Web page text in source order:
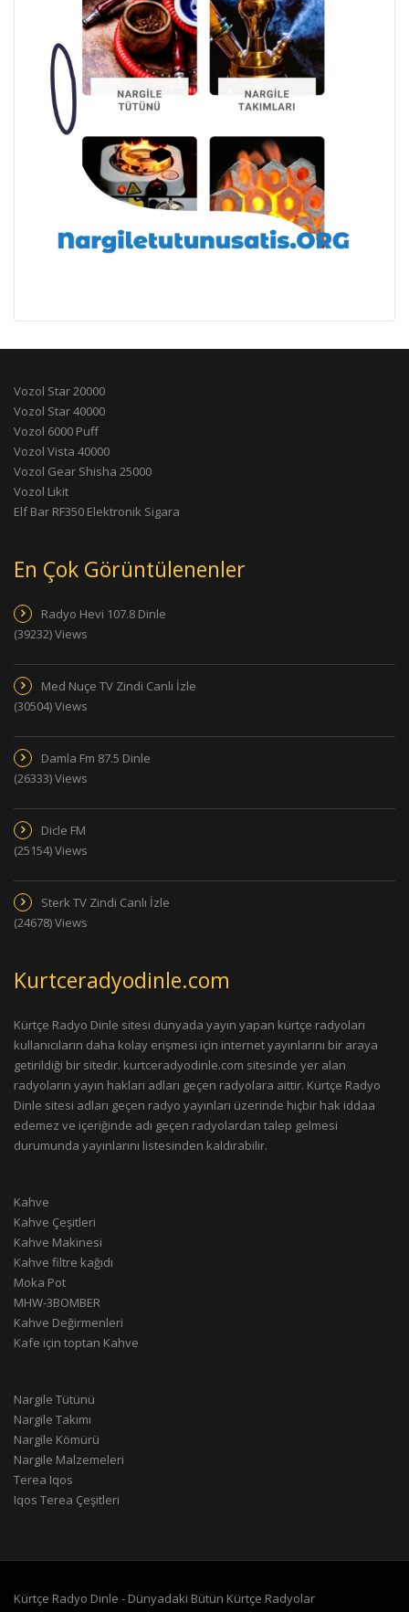
Vozol Star 20000
Vozol Star 40000
Vozol 6000 Puff
Vozol Vista 40000
Vozol Gear Shisha 25000
Vozol Likit
Elf Bar RF350 Elektronik Sigara
En Çok Görüntülenenler
Radyo Hevi 107.8 Dinle
(39232) Views
Med Nuçe TV Zindi Canlı İzle
(30504) Views
Damla Fm 87.5 Dinle
(26333) Views
Dicle FM
(25154) Views
Sterk TV Zindi Canlı İzle
(24678) Views
Kurtceradyodinle.com
Kürtçe Radyo Dinle sitesi dünyada yayın yapan kürtçe radyoları
kullanıcıların daha kolay erişmesi için internet yayınlarını bir araya
getirildiği bir sitedir. kurtceradyodinle.com sitesinde yer alan
radyoların yayın hakları adları geçen radyolara aittir. Kürtçe Radyo
Dinle sitesi adları geçen radyo yayınları üzerinde hiçbir hak iddaa
edemez ve içeriğinde adı geçen radyolardan talep gelmesi
durumunda yayınlarını listesinden kaldırabilir.
Kahve
Kahve Çeşitleri
Kahve Makinesi
Kahve filtre kağıdı
Moka Pot
MHW-3BOMBER
Kahve Değirmenleri
Kafe için toptan Kahve
Nargile Tütünü
Nargile Takımı
Nargile Kömürü
Nargile Malzemeleri
Terea Iqos
Iqos Terea Çeşitleri
Kürtçe Radyo Dinle - Dünyadaki Bütün Kürtçe Radyolar